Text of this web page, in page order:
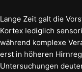
Lange Zeit galt die
Kortex lediglich
während komplexe
erst in höheren
Untersuchungen